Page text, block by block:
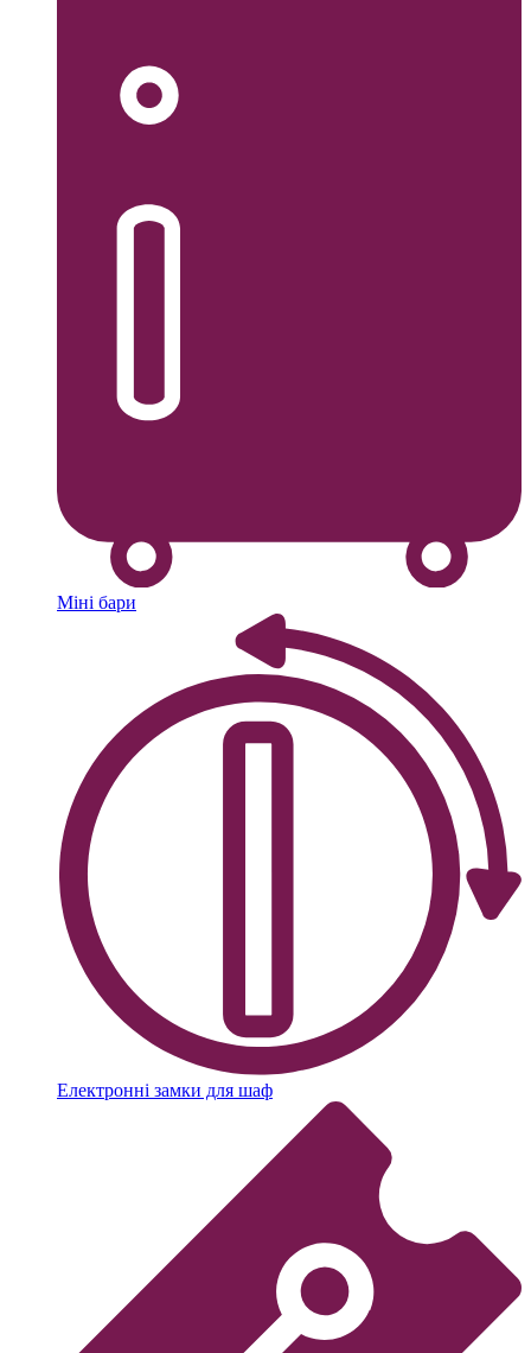
Міні бари
Електронні замки для шаф